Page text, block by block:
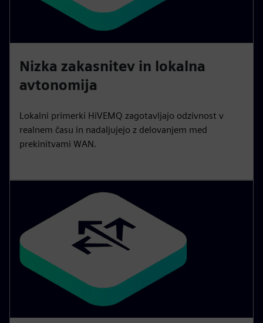
Nizka zakasnitev in lokalna
avtonomija
Lokalni primerki HiVEMQ zagotavljajo odzivnost v
realnem času in nadaljujejo z delovanjem med
prekinitvami WAN.